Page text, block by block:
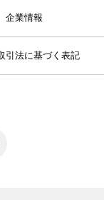
企業情報
引法に基づく表記